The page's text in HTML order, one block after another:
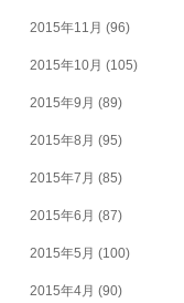
2015年11月 (96)
2015年10月 (105)
2015年9月 (89)
2015年8月 (95)
2015年7月 (85)
2015年6月 (87)
2015年5月 (100)
2015年4月 (90)